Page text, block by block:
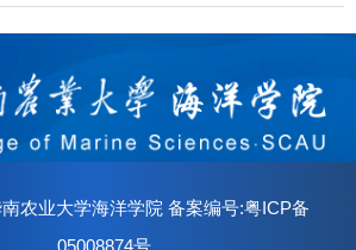
农业大学海洋学院 备案编号:粤ICP备
05008874号